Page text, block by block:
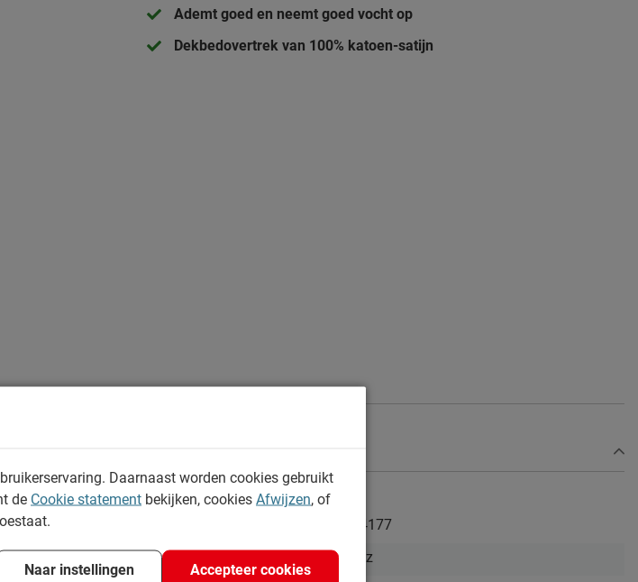
Ademt goed en neemt goed vocht op
Dekbedovertrek van 100% katoen-satijn
Productinformatie
1054177
Frizzz
Daarnaast worden cookies gebruikt
de Cookie statement bekijken, cookies Afwijzen, of
Naar instellingen Accepteer cookies